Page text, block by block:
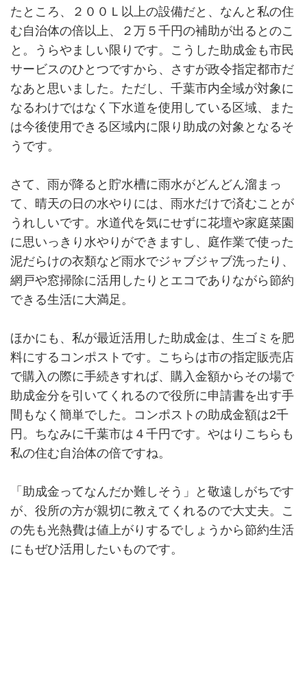
たところ、２００Ｌ以上の設備だと、なんと私の住
む自治体の倍以上、２万５千円の補助が出るとのこ
と。うらやましい限りです。こうした助成金も市民
サービスのひとつですから、さすが政令指定都市だ
なあと思いました。ただし、千葉市内全域が対象に
なるわけではなく下水道を使用している区域、また
は今後使用できる区域内に限り助成の対象となるそ
うです。
さて、雨が降ると貯水槽に雨水がどんどん溜まっ
て、晴天の日の水やりには、雨水だけで済むことが
うれしいです。水道代を気にせずに花壇や家庭菜園
に思いっきり水やりができますし、庭作業で使った
泥だらけの衣類など雨水でジャブジャブ洗ったり、
網戸や窓掃除に活用したりとエコでありながら節約
できる生活に大満足。
ほかにも、私が最近活用した助成金は、生ゴミを肥
料にするコンポストです。こちらは市の指定販売店
で購入の際に手続きすれば、購入金額からその場で
助成金分を引いてくれるので役所に申請書を出す手
間もなく簡単でした。コンポストの助成金額は2千
円。ちなみに千葉市は４千円です。やはりこちらも
私の住む自治体の倍ですね。
「助成金ってなんだか難しそう」と敬遠しがちです
が、役所の方が親切に教えてくれるので大丈夫。こ
の先も光熱費は値上がりするでしょうから節約生活
にもぜひ活用したいものです。